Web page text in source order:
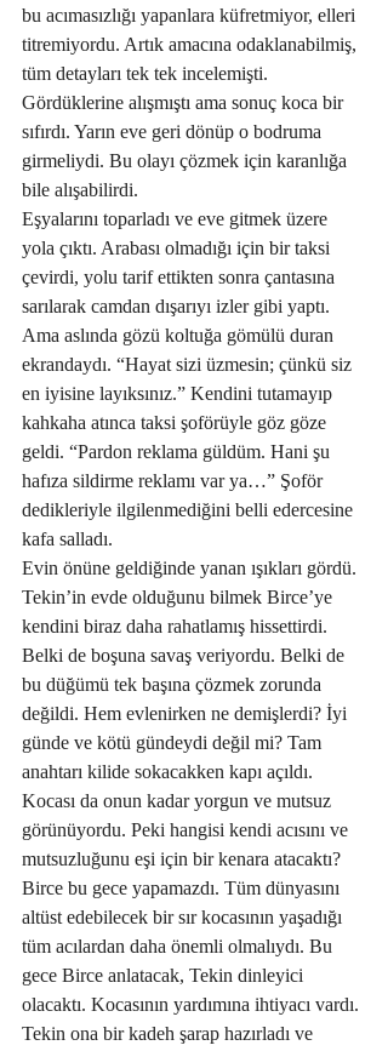
bu acımasızlığı yapanlara küfretmiyor, elleri
titremiyordu. Artık amacına odaklanabilmiş,
tüm detayları tek tek incelemişti.
Gördüklerine alışmıştı ama sonuç koca bir
sıfırdı. Yarın eve geri dönüp o bodruma
girmeliydi. Bu olayı çözmek için karanlığa
bile alışabilirdi.
Eşyalarını toparladı ve eve gitmek üzere
yola çıktı. Arabası olmadığı için bir taksi
çevirdi, yolu tarif ettikten sonra çantasına
sarılarak camdan dışarıyı izler gibi yaptı.
Ama aslında gözü koltuğa gömülü duran
ekrandaydı. “Hayat sizi üzmesin; çünkü siz
en iyisine layıksınız.” Kendini tutamayıp
kahkaha atınca taksi şoförüyle göz göze
geldi. “Pardon reklama güldüm. Hani şu
hafıza sildirme reklamı var ya…” Şoför
dedikleriyle ilgilenmediğini belli edercesine
kafa salladı.
Evin önüne geldiğinde yanan ışıkları gördü.
Tekin’in evde olduğunu bilmek Birce’ye
kendini biraz daha rahatlamış hissettirdi.
Belki de boşuna savaş veriyordu. Belki de
bu düğümü tek başına çözmek zorunda
değildi. Hem evlenirken ne demişlerdi? İyi
günde ve kötü gündeydi değil mi? Tam
anahtarı kilide sokacakken kapı açıldı.
Kocası da onun kadar yorgun ve mutsuz
görünüyordu. Peki hangisi kendi acısını ve
mutsuzluğunu eşi için bir kenara atacaktı?
Birce bu gece yapamazdı. Tüm dünyasını
altüst edebilecek bir sır kocasının yaşadığı
tüm acılardan daha önemli olmalıydı. Bu
gece Birce anlatacak, Tekin dinleyici
olacaktı. Kocasının yardımına ihtiyacı vardı.
Tekin ona bir kadeh şarap hazırladı ve